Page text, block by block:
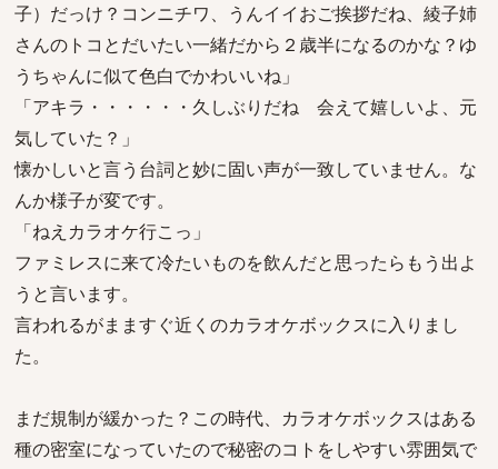
子）だっけ？コンニチワ、うんイイおご挨拶だね、綾子姉
さんのトコとだいたい一緒だから２歳半になるのかな？ゆ
うちゃんに似て色白でかわいいね」
「アキラ・・・・・・久しぶりだね 会えて嬉しいよ、元
気していた？」
懐かしいと言う台詞と妙に固い声が一致していません。な
んか様子が変です。
「ねえカラオケ行こっ」
ファミレスに来て冷たいものを飲んだと思ったらもう出よ
うと言います。
言われるがまますぐ近くのカラオケボックスに入りまし
た。
まだ規制が緩かった？この時代、カラオケボックスはある
種の密室になっていたので秘密のコトをしやすい雰囲気で